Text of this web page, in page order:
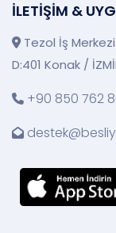
İLETİŞİM &
Tezol İş
D:401 Konak /
+90 850 762